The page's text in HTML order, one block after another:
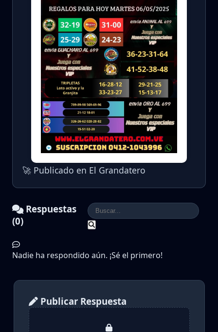
🚀 Publicado en El Grandatero
Respuestas
(0)
Nadie ha respondido aún. ¡Sé el primero!
Publicar Respuesta